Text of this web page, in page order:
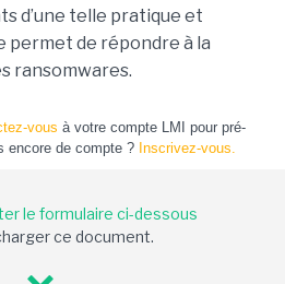
d’une telle pratique et
permet de répondre à la
ransomwares.
vous à votre compte LMI pour pré-
encore de compte ? Inscrivez-vous.
le formulaire ci-dessous
ce document.